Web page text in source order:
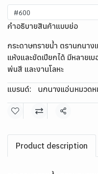
#600
คำอธิบายสินค้าแบบย่อ
กระดาษทรายน้ำ ตรานกนา
แห้งและขัดเปียกได้ มีหลายเ
พ่นสี และงานโลหะ
แบรนด์: นกนางแอ่นหมวดห
แชร์
Product description